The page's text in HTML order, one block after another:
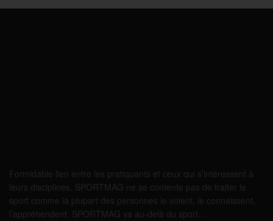
Formidable lien entre les pratiquants et ceux qui s’intéressent à
leurs disciplines, SPORTMAG ne se contente pas de traiter le
sport comme la plupart des personnes le voient, le connaissent,
l’appréhendent. SPORTMAG va au-delà du sport…